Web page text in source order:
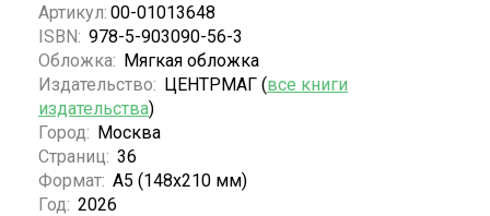
Артикул: 00-01013648
ISBN: 978-5-903090-56-3
Обложка: Мягкая обложка
Издательство: ЦЕНТРМАГ (все книги
издательства)
Город: Москва
Страниц: 36
Формат: А5 (148x210 мм)
Год: 2026